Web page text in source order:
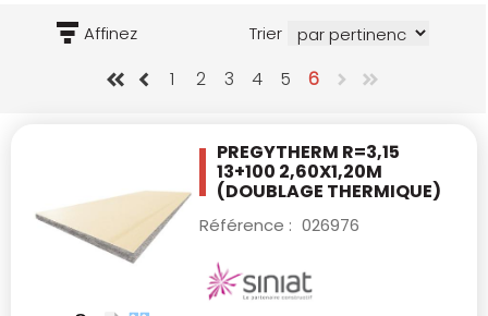
Affinez Trier
1 2 3 4 5 6
PREGYTHERM R=3,15
13+100 2,60X1,20M
(DOUBLAGE THERMIQUE)
Référence : 026976